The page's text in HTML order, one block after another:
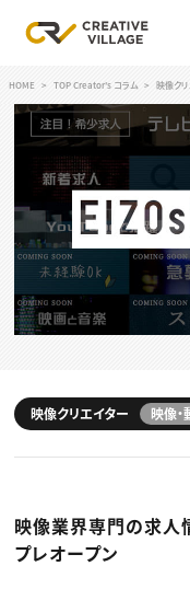
ログイン
RECRUIT
クリエイター求人を
CREATIVE JOB求人
特集求人
採用説明会
スキルアップしたい！
デザイン
編集・ライティング
マーケティング
ディレクション
業界解説・キャリア事
TOP Creator’s コラ
Webクリエイター
アプリクリエイター
ゲームクリエイター
映像クリエイター
セミナー
HOME TOP Creator's コラム 映像ク
映像クリエイター 映像
映像業界専門の求人
プレオープン